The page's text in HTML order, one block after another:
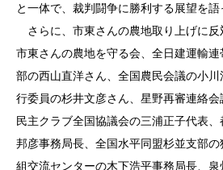
と一体で、裁判闘争に勝利する展望を語
さらに、市東さんの農地取り上げに反
市東さんの農地を守る会、全日建運輸
部の西山直洋さん、全国農民会議の小
行委員の杉井文彦さん、星野再審連絡
民主クラブ全国協議会の三浦正子代表
邦彦事務局長、全国水平同盟杉並支部
組交流センターの木下浩平事務局長、